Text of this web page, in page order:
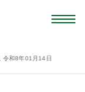
令和8年01月14日